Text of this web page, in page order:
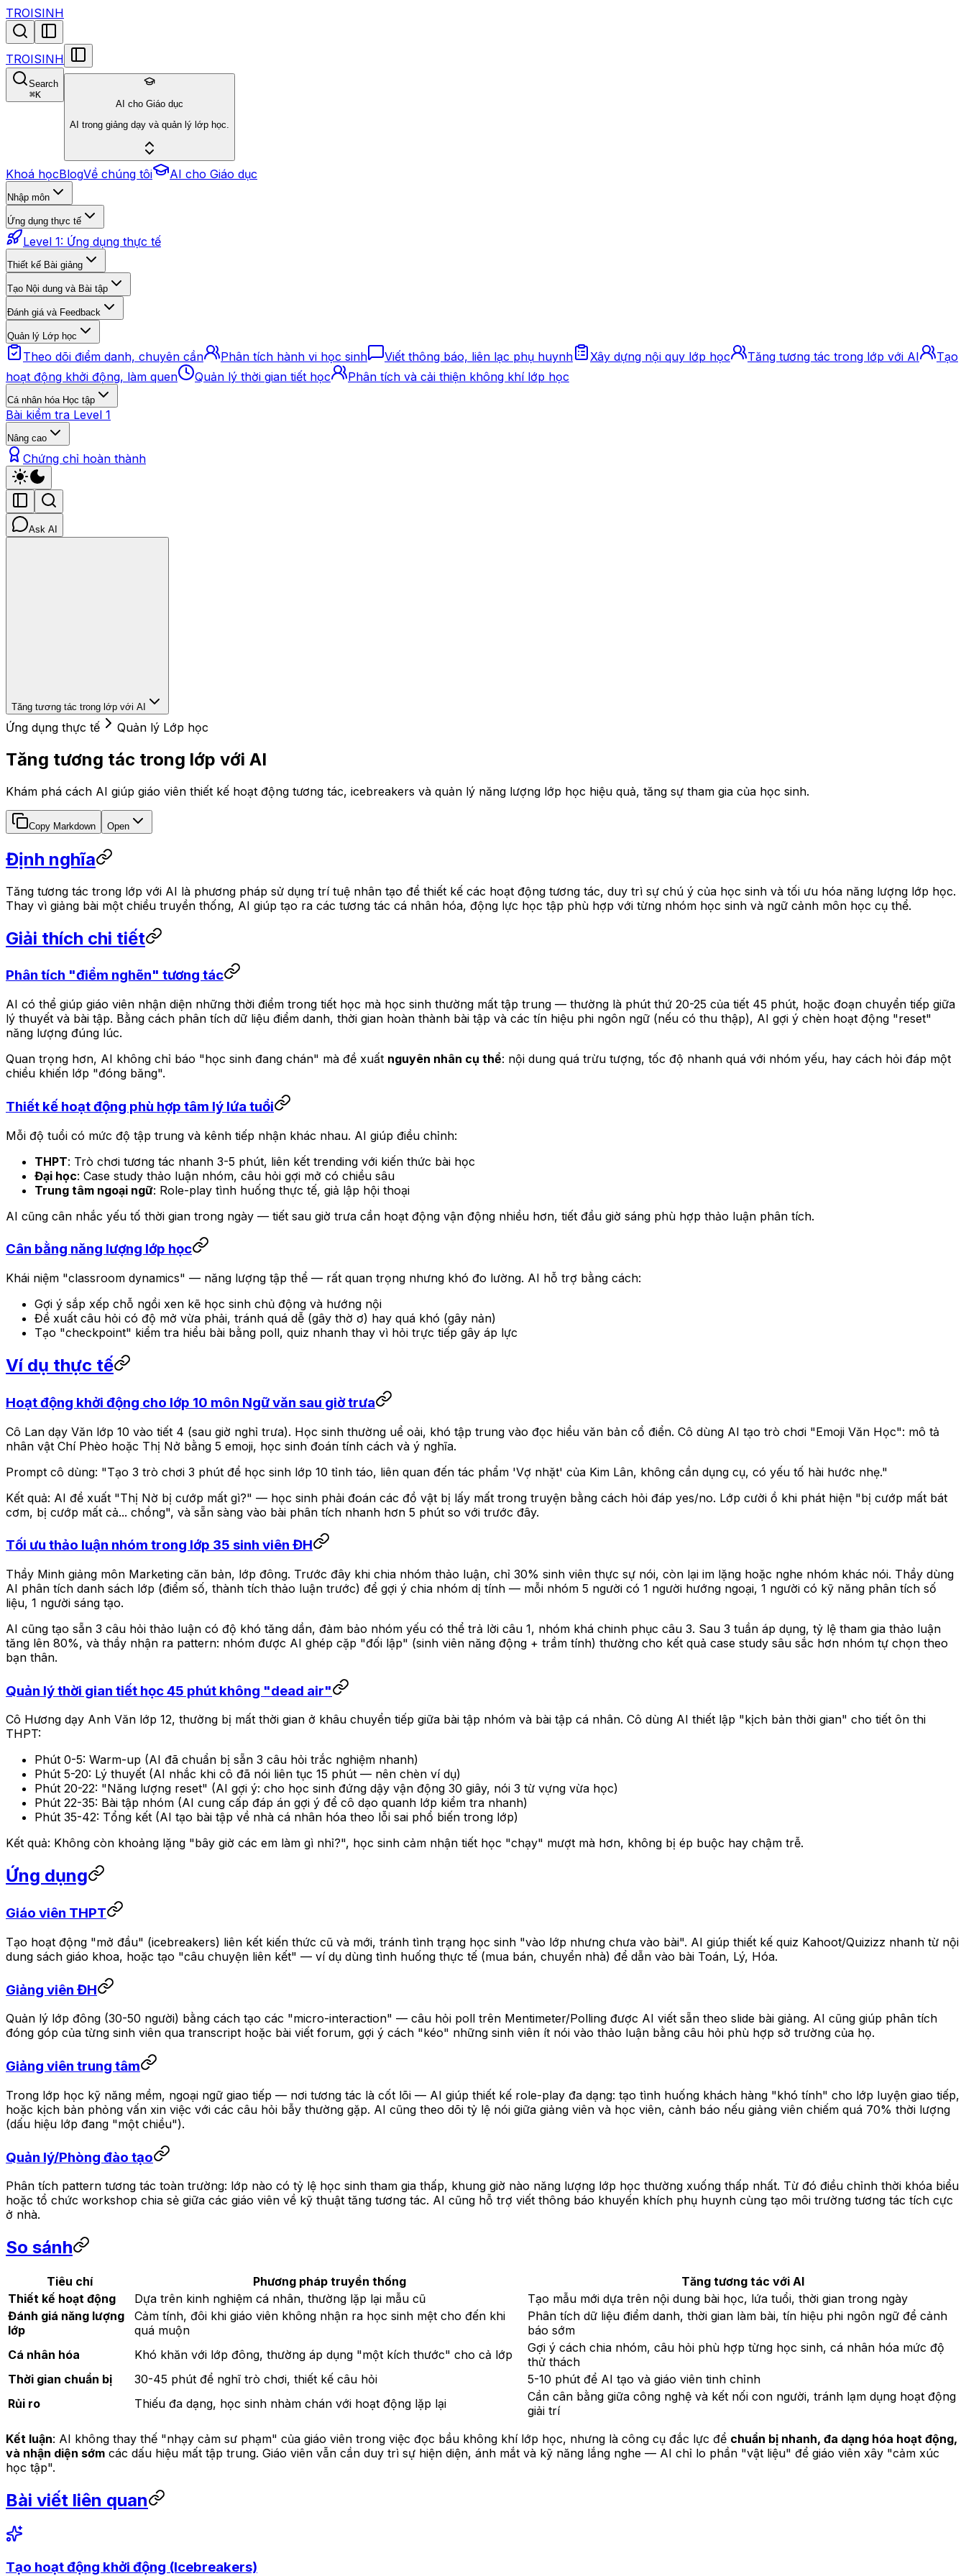
TROISINH
TROISINH
Search
⌘K
AI cho Giáo dục
AI trong giảng dạy và quản lý lớp học.
Khoá họcBlogVề chúng tôi AI cho Giáo dục
Nhập môn
Ứng dụng thực tế
Level 1: Ứng dụng thực tế
Thiết kế Bài giảng
Tạo Nội dung và Bài tập
Đánh giá và Feedback
Quản lý Lớp học
Theo dõi điểm danh, chuyên cần Phân tích hành vi học sinh Viết thông báo, liên lạc phụ huynh Xây dựng nội quy lớp học Tăng tương tác trong lớp với AI
Tạo
hoạt động khởi động, làm quen
Quản lý thời gian tiết học Phân tích và cải thiện không khí lớp học
Cá nhân hóa Học tập
Bài kiểm tra Level 1
Nâng cao
Chứng chỉ hoàn thành
Ask AI
Tăng tương tác trong lớp với AI
Ứng dụng thực tế Quản lý Lớp học
Tăng tương tác trong lớp với AI
Khám phá cách AI giúp giáo viên thiết kế hoạt động tương tác, icebreakers và quản lý năng lượng lớp học hiệu quả, tăng sự tham gia của học sinh.
Copy Markdown Open
Định nghĩa
Tăng tương tác trong lớp với AI là phương pháp sử dụng trí tuệ nhân tạo để thiết kế các hoạt động tương tác, duy trì sự chú ý của học sinh và tối ưu hóa năng lượng lớp học.
Thay vì giảng bài một chiều truyền thống, AI giúp tạo ra các tương tác cá nhân hóa, động lực học tập phù hợp với từng nhóm học sinh và ngữ cảnh môn học cụ thể.
Giải thích chi tiết
Phân tích "điểm nghẽn" tương tác
AI có thể giúp giáo viên nhận diện những thời điểm trong tiết học mà học sinh thường mất tập trung — thường là phút thứ 20-25 của tiết 45 phút, hoặc đoạn chuyển tiếp giữa
lý thuyết và bài tập. Bằng cách phân tích dữ liệu điểm danh, thời gian hoàn thành bài tập và các tín hiệu phi ngôn ngữ (nếu có thu thập), AI gợi ý chèn hoạt động "reset"
năng lượng đúng lúc.
Quan trọng hơn, AI không chỉ báo "học sinh đang chán" mà đề xuất nguyên nhân cụ thể: nội dung quá trừu tượng, tốc độ nhanh quá với nhóm yếu, hay cách hỏi đáp một
chiều khiến lớp "đóng băng".
Thiết kế hoạt động phù hợp tâm lý lứa tuổi
Mỗi độ tuổi có mức độ tập trung và kênh tiếp nhận khác nhau. AI giúp điều chỉnh:
THPT: Trò chơi tương tác nhanh 3-5 phút, liên kết trending với kiến thức bài học
Đại học: Case study thảo luận nhóm, câu hỏi gợi mở có chiều sâu
Trung tâm ngoại ngữ: Role-play tình huống thực tế, giả lập hội thoại
AI cũng cân nhắc yếu tố thời gian trong ngày — tiết sau giờ trưa cần hoạt động vận động nhiều hơn, tiết đầu giờ sáng phù hợp thảo luận phân tích.
Cân bằng năng lượng lớp học
Khái niệm "classroom dynamics" — năng lượng tập thể — rất quan trọng nhưng khó đo lường. AI hỗ trợ bằng cách:
Gợi ý sắp xếp chỗ ngồi xen kẽ học sinh chủ động và hướng nội
Đề xuất câu hỏi có độ mở vừa phải, tránh quá dễ (gây thờ ơ) hay quá khó (gây nản)
Tạo "checkpoint" kiểm tra hiểu bài bằng poll, quiz nhanh thay vì hỏi trực tiếp gây áp lực
Ví dụ thực tế
Hoạt động khởi động cho lớp 10 môn Ngữ văn sau giờ trưa
Cô Lan dạy Văn lớp 10 vào tiết 4 (sau giờ nghỉ trưa). Học sinh thường uể oải, khó tập trung vào đọc hiểu văn bản cổ điển. Cô dùng AI tạo trò chơi "Emoji Văn Học": mô tả
nhân vật Chí Phèo hoặc Thị Nở bằng 5 emoji, học sinh đoán tính cách và ý nghĩa.
Prompt cô dùng: "Tạo 3 trò chơi 3 phút để học sinh lớp 10 tỉnh táo, liên quan đến tác phẩm 'Vợ nhặt' của Kim Lân, không cần dụng cụ, có yếu tố hài hước nhẹ."
Kết quả: AI đề xuất "Thị Nờ bị cướp mất gì?" — học sinh phải đoán các đồ vật bị lấy mất trong truyện bằng cách hỏi đáp yes/no. Lớp cười ồ khi phát hiện "bị cướp mất bát
cơm, bị cướp mất cả... chồng", và sẵn sàng vào bài phân tích nhanh hơn 5 phút so với trước đây.
Tối ưu thảo luận nhóm trong lớp 35 sinh viên ĐH
Thầy Minh giảng môn Marketing căn bản, lớp đông. Trước đây khi chia nhóm thảo luận, chỉ 30% sinh viên thực sự nói, còn lại im lặng hoặc nghe nhóm khác nói. Thầy dùng
AI phân tích danh sách lớp (điểm số, thành tích thảo luận trước) để gợi ý chia nhóm dị tính — mỗi nhóm 5 người có 1 người hướng ngoại, 1 người có kỹ năng phân tích số
liệu, 1 người sáng tạo.
AI cũng tạo sẵn 3 câu hỏi thảo luận có độ khó tăng dần, đảm bảo nhóm yếu có thể trả lời câu 1, nhóm khá chinh phục câu 3. Sau 3 tuần áp dụng, tỷ lệ tham gia thảo luận
tăng lên 80%, và thầy nhận ra pattern: nhóm được AI ghép cặp "đối lập" (sinh viên năng động + trầm tính) thường cho kết quả case study sâu sắc hơn nhóm tự chọn theo
bạn thân.
Quản lý thời gian tiết học 45 phút không "dead air"
Cô Hương dạy Anh Văn lớp 12, thường bị mất thời gian ở khâu chuyển tiếp giữa bài tập nhóm và bài tập cá nhân. Cô dùng AI thiết lập "kịch bản thời gian" cho tiết ôn thi
THPT:
Phút 0-5: Warm-up (AI đã chuẩn bị sẵn 3 câu hỏi trắc nghiệm nhanh)
Phút 5-20: Lý thuyết (AI nhắc khi cô đã nói liên tục 15 phút — nên chèn ví dụ)
Phút 20-22: "Năng lượng reset" (AI gợi ý: cho học sinh đứng dậy vận động 30 giây, nói 3 từ vựng vừa học)
Phút 22-35: Bài tập nhóm (AI cung cấp đáp án gợi ý để cô dạo quanh lớp kiểm tra nhanh)
Phút 35-42: Tổng kết (AI tạo bài tập về nhà cá nhân hóa theo lỗi sai phổ biến trong lớp)
Kết quả: Không còn khoảng lặng "bây giờ các em làm gì nhỉ?", học sinh cảm nhận tiết học "chạy" mượt mà hơn, không bị ép buộc hay chậm trễ.
Ứng dụng
Giáo viên THPT
Tạo hoạt động "mở đầu" (icebreakers) liên kết kiến thức cũ và mới, tránh tình trạng học sinh "vào lớp nhưng chưa vào bài". AI giúp thiết kế quiz Kahoot/Quizizz nhanh từ nội
dung sách giáo khoa, hoặc tạo "câu chuyện liên kết" — ví dụ dùng tình huống thực tế (mua bán, chuyển nhà) để dẫn vào bài Toán, Lý, Hóa.
Giảng viên ĐH
Quản lý lớp đông (30-50 người) bằng cách tạo các "micro-interaction" — câu hỏi poll trên Mentimeter/Polling được AI viết sẵn theo slide bài giảng. AI cũng giúp phân tích
đóng góp của từng sinh viên qua transcript hoặc bài viết forum, gợi ý cách "kéo" những sinh viên ít nói vào thảo luận bằng câu hỏi phù hợp sở trường của họ.
Giảng viên trung tâm
Trong lớp học kỹ năng mềm, ngoại ngữ giao tiếp — nơi tương tác là cốt lõi — AI giúp thiết kế role-play đa dạng: tạo tình huống khách hàng "khó tính" cho lớp luyện giao tiếp,
hoặc kịch bản phỏng vấn xin việc với các câu hỏi bẫy thường gặp. AI cũng theo dõi tỷ lệ nói giữa giảng viên và học viên, cảnh báo nếu giảng viên chiếm quá 70% thời lượng
(dấu hiệu lớp đang "một chiều").
Quản lý/Phòng đào tạo
Phân tích pattern tương tác toàn trường: lớp nào có tỷ lệ học sinh tham gia thấp, khung giờ nào năng lượng lớp học thường xuống thấp nhất. Từ đó điều chỉnh thời khóa biểu
hoặc tổ chức workshop chia sẻ giữa các giáo viên về kỹ thuật tăng tương tác. AI cũng hỗ trợ viết thông báo khuyến khích phụ huynh cùng tạo môi trường tương tác tích cực
ở nhà.
So sánh
Tiêu chí Phương pháp truyền thống
Tăng tương tác với AI
Thiết kế hoạt động
Dựa trên kinh nghiệm cá nhân, thường lặp lại mẫu cũ
Tạo mẫu mới dựa trên nội dung bài học, lứa tuổi, thời gian trong ngày
Đánh giá năng lượng
lớp
Cảm tính, đôi khi giáo viên không nhận ra học sinh mệt cho đến khi
quá muộn
Phân tích dữ liệu điểm danh, thời gian làm bài, tín hiệu phi ngôn ngữ để cảnh
báo sớm
Cá nhân hóa
Khó khăn với lớp đông, thường áp dụng "một kích thước" cho cả lớp
Gợi ý cách chia nhóm, câu hỏi phù hợp từng học sinh, cá nhân hóa mức độ
thử thách
Thời gian chuẩn bị
30-45 phút để nghĩ trò chơi, thiết kế câu hỏi
5-10 phút để AI tạo và giáo viên tinh chỉnh
Rủi ro
Thiếu đa dạng, học sinh nhàm chán với hoạt động lặp lại
Cần cân bằng giữa công nghệ và kết nối con người, tránh lạm dụng hoạt động
giải trí
Kết luận: AI không thay thế "nhạy cảm sư phạm" của giáo viên trong việc đọc bầu không khí lớp học, nhưng là công cụ đắc lực để chuẩn bị nhanh, đa dạng hóa hoạt động,
và nhận diện sớm các dấu hiệu mất tập trung. Giáo viên vẫn cần duy trì sự hiện diện, ánh mắt và kỹ năng lắng nghe — AI chỉ lo phần "vật liệu" để giáo viên xây "cảm xúc
học tập".
Bài viết liên quan
Tạo hoạt động khởi động (Icebreakers)